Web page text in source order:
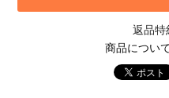
返品特
商品につい